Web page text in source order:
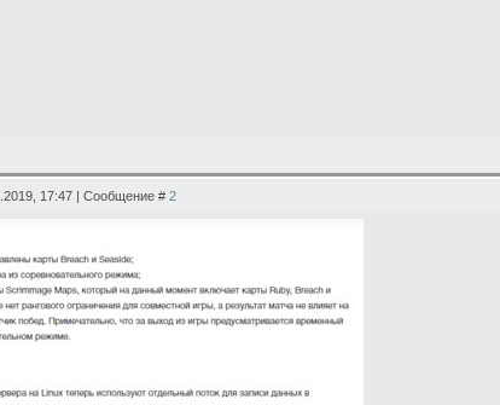
17:47 | Сообщение # 2